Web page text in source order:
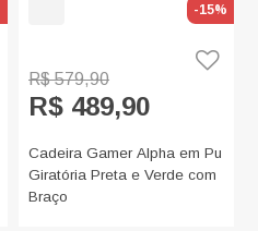
-15%
R$ 579,90
R$ 489,90
Cadeira Gamer Alpha em Pu
Giratória Preta e Verde com
Braço